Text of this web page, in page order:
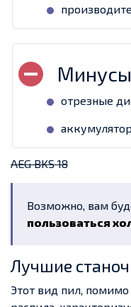
отрезные
AEG BKS 18
Возможно, вам
пользоваться
Лучшие
Этот вид пил,